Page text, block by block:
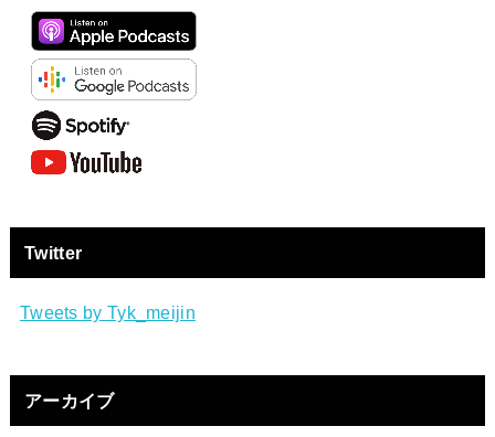
Twitter
Tweets by Tyk_meijin
アーカイブ